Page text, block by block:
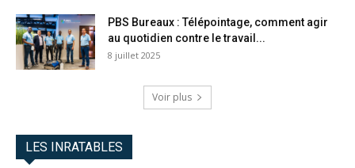
PBS Bureaux : Télépointage, comment agir
au quotidien contre le travail...
8 juillet 2025
Voir plus
LES INRATABLES